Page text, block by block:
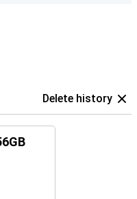
Delete history